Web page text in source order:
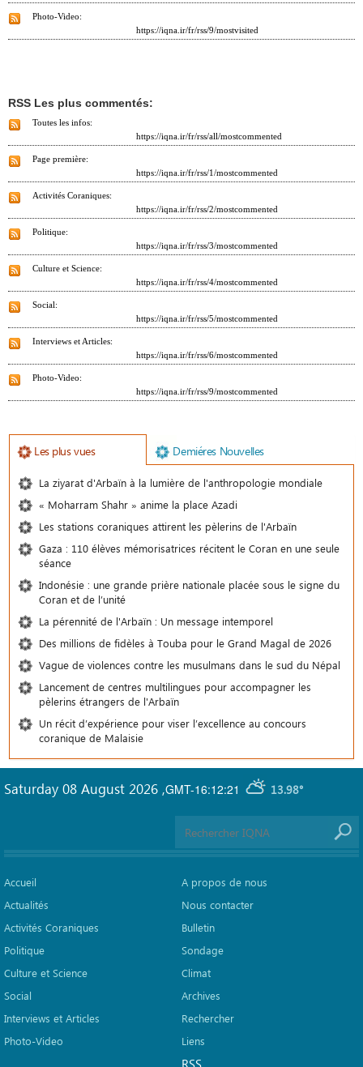
Photo-Video:
https://iqna.ir/fr/rss/9/mostvisited
RSS Les plus commentés:
Toutes les infos:
https://iqna.ir/fr/rss/all/mostcommented
Page première:
https://iqna.ir/fr/rss/1/mostcommented
Activités Coraniques:
https://iqna.ir/fr/rss/2/mostcommented
Politique:
https://iqna.ir/fr/rss/3/mostcommented
Culture et Science:
https://iqna.ir/fr/rss/4/mostcommented
Social:
https://iqna.ir/fr/rss/5/mostcommented
Interviews et Articles:
https://iqna.ir/fr/rss/6/mostcommented
Photo-Video:
https://iqna.ir/fr/rss/9/mostcommented
Les plus vues Demiéres Nouvelles
La ziyarat d'Arbaïn à la lumière de l'anthropologie mondiale
« Moharram Shahr » anime la place Azadi
Les stations coraniques attirent les pèlerins de l'Arbaïn
Gaza : 110 élèves mémorisatrices récitent le Coran en une seule
séance
Indonésie : une grande prière nationale placée sous le signe du
Coran et de l’unité
La pérennité de l'Arbaïn : Un message intemporel
Des millions de fidèles à Touba pour le Grand Magal de 2026
Vague de violences contre les musulmans dans le sud du Népal
Lancement de centres multilingues pour accompagner les
pèlerins étrangers de l'Arbaïn
Un récit d’expérience pour viser l’excellence au concours
coranique de Malaisie
GMT-16:12:21 13.98°
Saturday 08 August 2026 ,
Accueil
Actualités
Activités Coraniques
Politique
Culture et Science
Social
Interviews et Articles
Photo-Video
A propos de nous
Nous contacter
Bulletin
Sondage
Climat
Archives
Rechercher
Liens
RSS